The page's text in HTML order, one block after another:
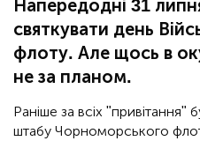
Напередодні 31
святкувати день
флоту. Але щось в
не за планом.
Раніше за всіх
штабу Чорноморського